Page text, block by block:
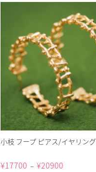
小枝 フープ ピアス/イヤリング
¥17700 – ¥20900